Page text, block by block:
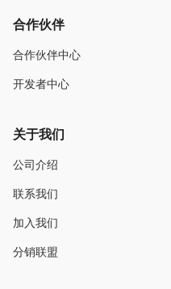
合作伙伴
合作伙伴中心
开发者中心
关于我们
公司介绍
联系我们
加入我们
分销联盟